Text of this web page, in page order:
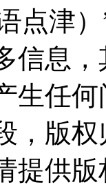
点津
信息
生任
，版
提供